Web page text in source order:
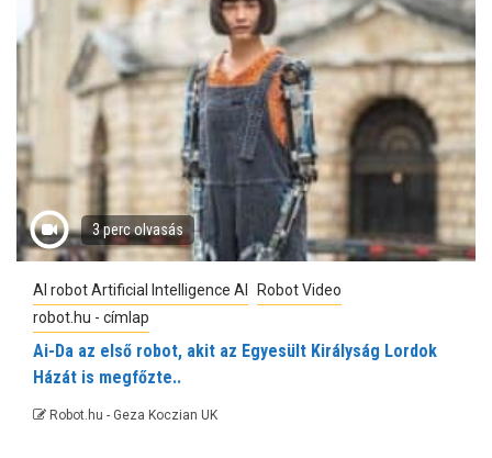
3 perc olvasás
AI robot Artificial Intelligence AI
Robot Video
robot.hu - címlap
Ai-Da az első robot, akit az Egyesült Királyság Lordok
Házát is megfőzte..
Robot.hu - Geza Koczian UK